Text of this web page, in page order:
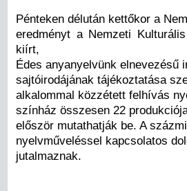
Pénteken délután kettőkor a
eredményt a Nemzeti
kiírt,
Édes anyanyelvünk elnevezésű
sajtóirodájának tájékoztatása
alkalommal közzétett felhívás
színház összesen 22
először mutathatják be. A
nyelvműveléssel kapcsolatos
jutalmaznak.